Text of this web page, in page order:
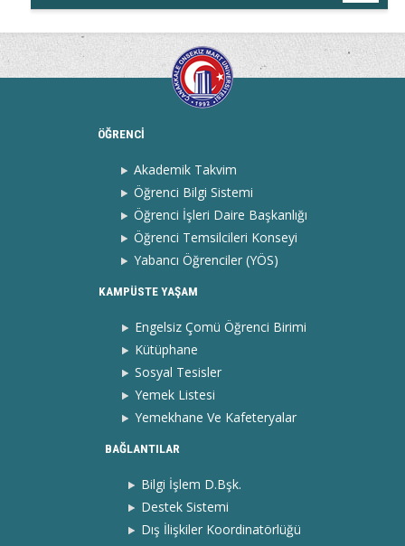
ÖĞRENCİ
Akademik Takvim
Öğrenci Bilgi Sistemi
Öğrenci İşleri Daire Başkanlığı
Öğrenci Temsilcileri Konseyi
Yabancı Öğrenciler (YÖS)
KAMPÜSTE YAŞAM
Engelsiz Çomü Öğrenci Birimi
Kütüphane
Sosyal Tesisler
Yemek Listesi
Yemekhane Ve Kafeteryalar
BAĞLANTILAR
Bilgi İşlem D.Bşk.
Destek Sistemi
Dış İlişkiler Koordinatörlüğü